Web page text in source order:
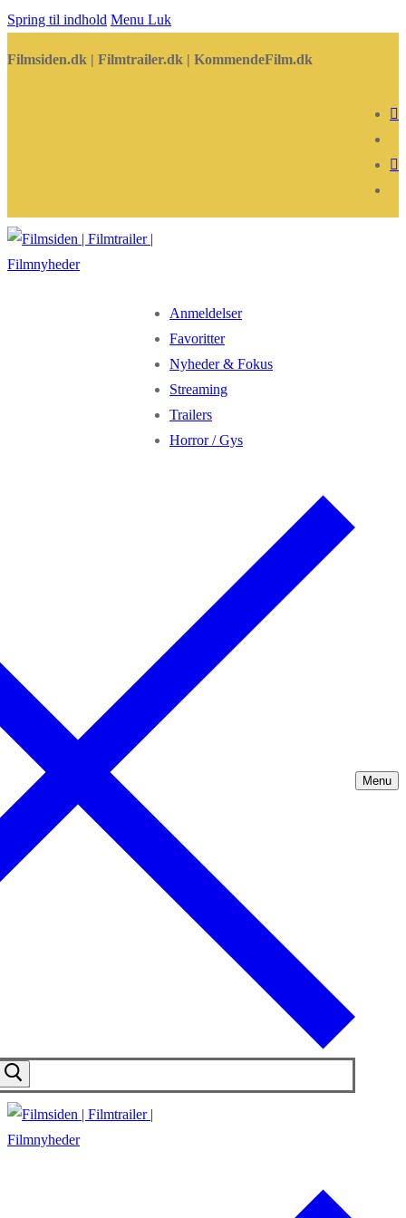
Spring til indhold Menu Luk
Filmsiden.dk | Filmtrailer.dk | KommendeFilm.dk
Anmeldelser
Favoritter
Nyheder & Fokus
Streaming
Trailers
Horror / Gys
Menu